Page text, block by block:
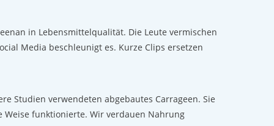
in Lebensmittelqualität. Die Leute vermischen
Media beschleunigt es. Kurze Clips ersetzen
Studien verwendeten abgebautes Carrageen. Sie
Weise funktionierte. Wir verdauen Nahrung